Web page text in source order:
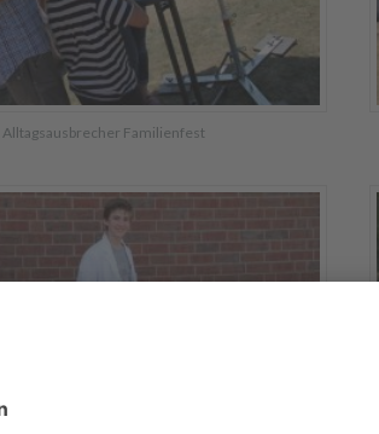
Alltagsausbrecher Familienfest